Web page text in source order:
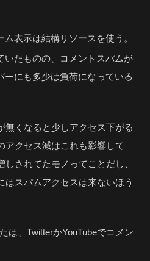
表示は結構リソースを使う。
いたものの、コメントスパムが
ーにも多少は負荷になっている
無くなると少しアクセス下がる
アクセス減はこれも影響して
されてたモノってことだし、
はスパムアクセスは来ないほう
は、TwitterかYouTubeでコメン